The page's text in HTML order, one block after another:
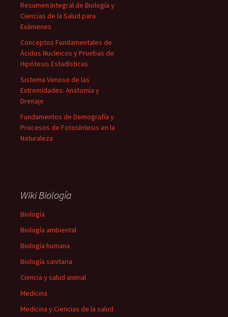
Resumen Integral de Biología y
Ciencias de la Salud para
Exámenes
Conceptos Fundamentales de
Ácidos Nucleicos y Pruebas de
Hipótesis Estadísticas
Sistema Venoso de las
Extremidades: Anatomía y
Drenaje
Fundamentos de Demografía y
Procesos de Fotosíntesis en la
Naturaleza
Wiki Biología
Biología
Biología ambiental
Biología humana
Biología sanitaria
Ciencia y salud animal
Medicina
Medicina y Ciencias de la salud